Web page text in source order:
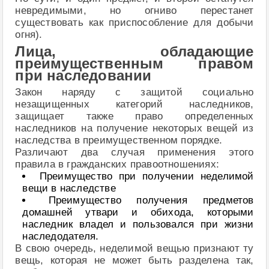
невредимыми, но огниво перестанет
существовать как приспособление для добычи
огня).
Лица, обладающие
преимущественным правом
при наследовании
Закон наряду с защитой социально
незащищенных категорий наследников,
защищает также право определенных
наследников на получение некоторых вещей из
наследства в преимущественном порядке.
Различают два случая применения этого
правила в гражданских правоотношениях:
Преимущество при получении неделимой
вещи в наследстве
Преимущество получения предметов
домашней утвари и обихода, которыми
наследник владел и пользовался при жизни
наследодателя.
В свою очередь, неделимой вещью признают ту
вещь, которая не может быть разделена так,